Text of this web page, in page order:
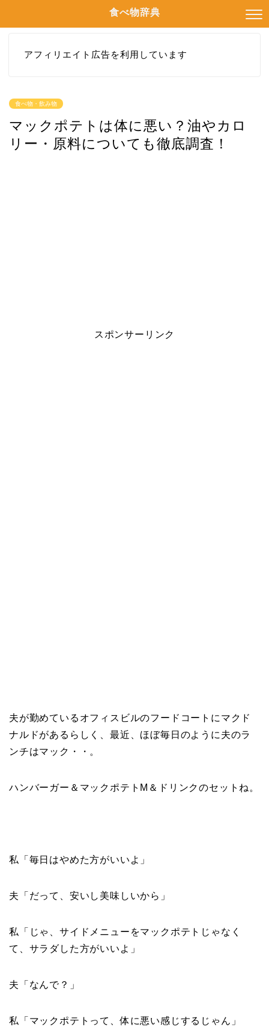
食べ物辞典
アフィリエイト広告を利用しています
食べ物・飲み物
マックポテトは体に悪い？油やカロ
リー・原料についても徹底調査！
スポンサーリンク
夫が勤めているオフィスビルのフードコートにマクド
ナルドがあるらしく、最近、ほぼ毎日のように夫のラ
ンチはマック・・。
ハンバーガー＆マックポテトM＆ドリンクのセットね。
私「毎日はやめた方がいいよ」
夫「だって、安いし美味しいから」
私「じゃ、サイドメニューをマックポテトじゃなく
て、サラダした方がいいよ」
夫「なんで？」
私「マックポテトって、体に悪い感じするじゃん」